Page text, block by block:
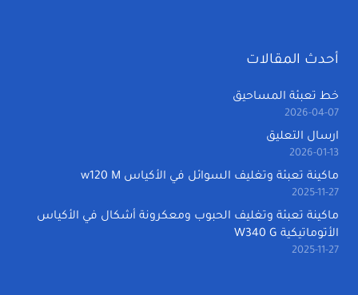
أحدث المقالات
خط تعبئة المساحيق
2026-04-07
ارسال التعليق
2026-01-13
ماكينة تعبئة وتغليف السوائل في الأكياس w120 M
2025-11-27
ماكينة تعبئة وتغليف الحبوب ومعكرونة أشكال في الأكياس
الأتوماتيكية W340 G
2025-11-27